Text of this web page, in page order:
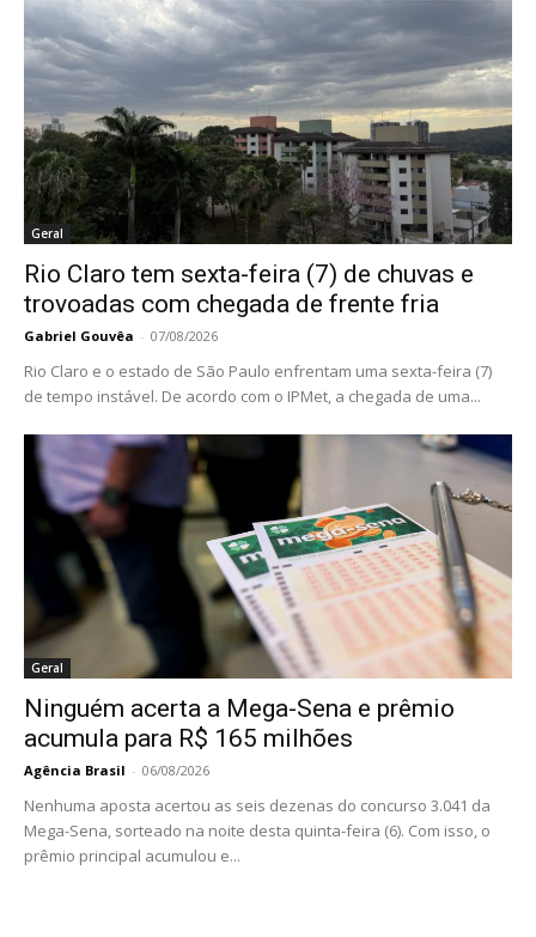
Geral
Rio Claro tem sexta-feira (7) de chuvas e
trovoadas com chegada de frente fria
Gabriel Gouvêa - 07/08/2026
Rio Claro e o estado de São Paulo enfrentam uma sexta-feira (7)
de tempo instável. De acordo com o IPMet, a chegada de uma...
Geral
Ninguém acerta a Mega-Sena e prêmio
acumula para R$ 165 milhões
Agência Brasil - 06/08/2026
Nenhuma aposta acertou as seis dezenas do concurso 3.041 da
Mega-Sena, sorteado na noite desta quinta-feira (6). Com isso, o
prêmio principal acumulou e...